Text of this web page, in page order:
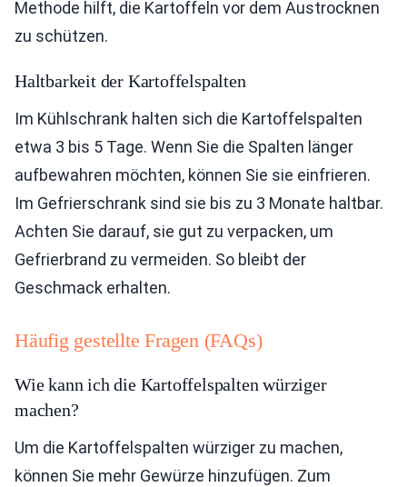
Methode hilft, die Kartoffeln vor dem Austrocknen
zu schützen.
Haltbarkeit der Kartoffelspalten
Im Kühlschrank halten sich die Kartoffelspalten
etwa 3 bis 5 Tage. Wenn Sie die Spalten länger
aufbewahren möchten, können Sie sie einfrieren.
Im Gefrierschrank sind sie bis zu 3 Monate haltbar.
Achten Sie darauf, sie gut zu verpacken, um
Gefrierbrand zu vermeiden. So bleibt der
Geschmack erhalten.
Häufig gestellte Fragen (FAQs)
Wie kann ich die Kartoffelspalten würziger
machen?
Um die Kartoffelspalten würziger zu machen,
können Sie mehr Gewürze hinzufügen. Zum